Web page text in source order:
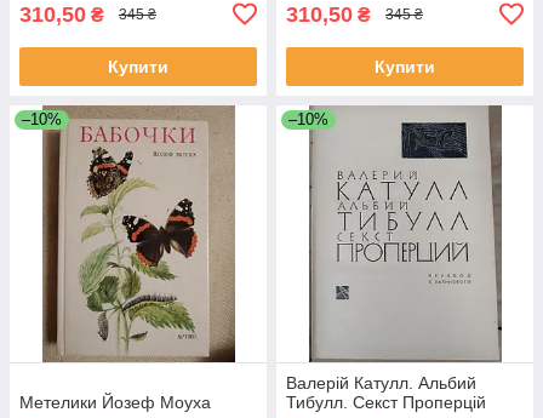
310,50 ₴ 345 ₴
Купити
310,50 ₴ 345 ₴
Купити
–10%
Метелики Йозеф Моуха
–10%
Валерій Катулл. Альбий
Тибулл. Секст Проперцій